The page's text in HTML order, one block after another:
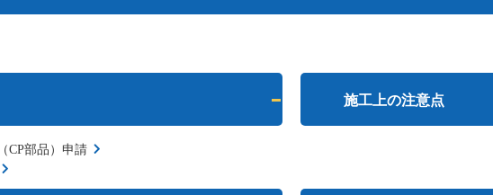
CP部品）申請
施工上の注意点